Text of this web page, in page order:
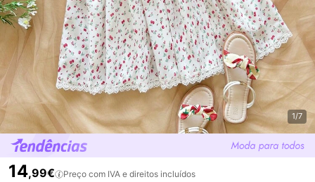
1/7
14,99€ Preço com IVA e direitos incluídos